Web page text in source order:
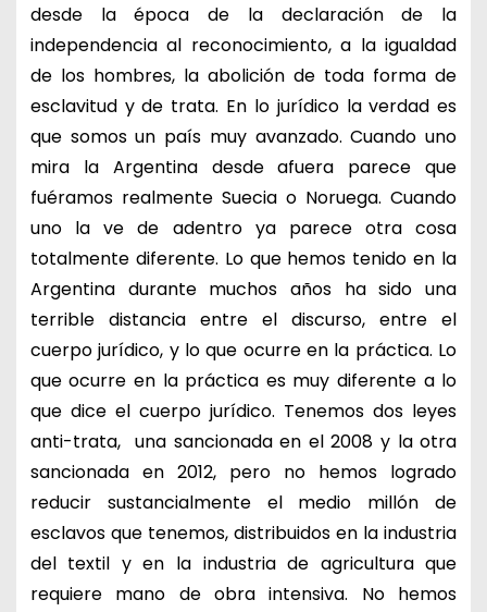
desde la época de la declaración de la
independencia al reconocimiento, a la igualdad
de los hombres, la abolición de toda forma de
esclavitud y de trata. En lo jurídico la verdad es
que somos un país muy avanzado. Cuando uno
mira la Argentina desde afuera parece que
fuéramos realmente Suecia o Noruega. Cuando
uno la ve de adentro ya parece otra cosa
totalmente diferente. Lo que hemos tenido en la
Argentina durante muchos años ha sido una
terrible distancia entre el discurso, entre el
cuerpo jurídico, y lo que ocurre en la práctica. Lo
que ocurre en la práctica es muy diferente a lo
que dice el cuerpo jurídico. Tenemos dos leyes
anti-trata, una sancionada en el 2008 y la otra
sancionada en 2012, pero no hemos logrado
reducir sustancialmente el medio millón de
esclavos que tenemos, distribuidos en la industria
del textil y en la industria de agricultura que
requiere mano de obra intensiva. No hemos